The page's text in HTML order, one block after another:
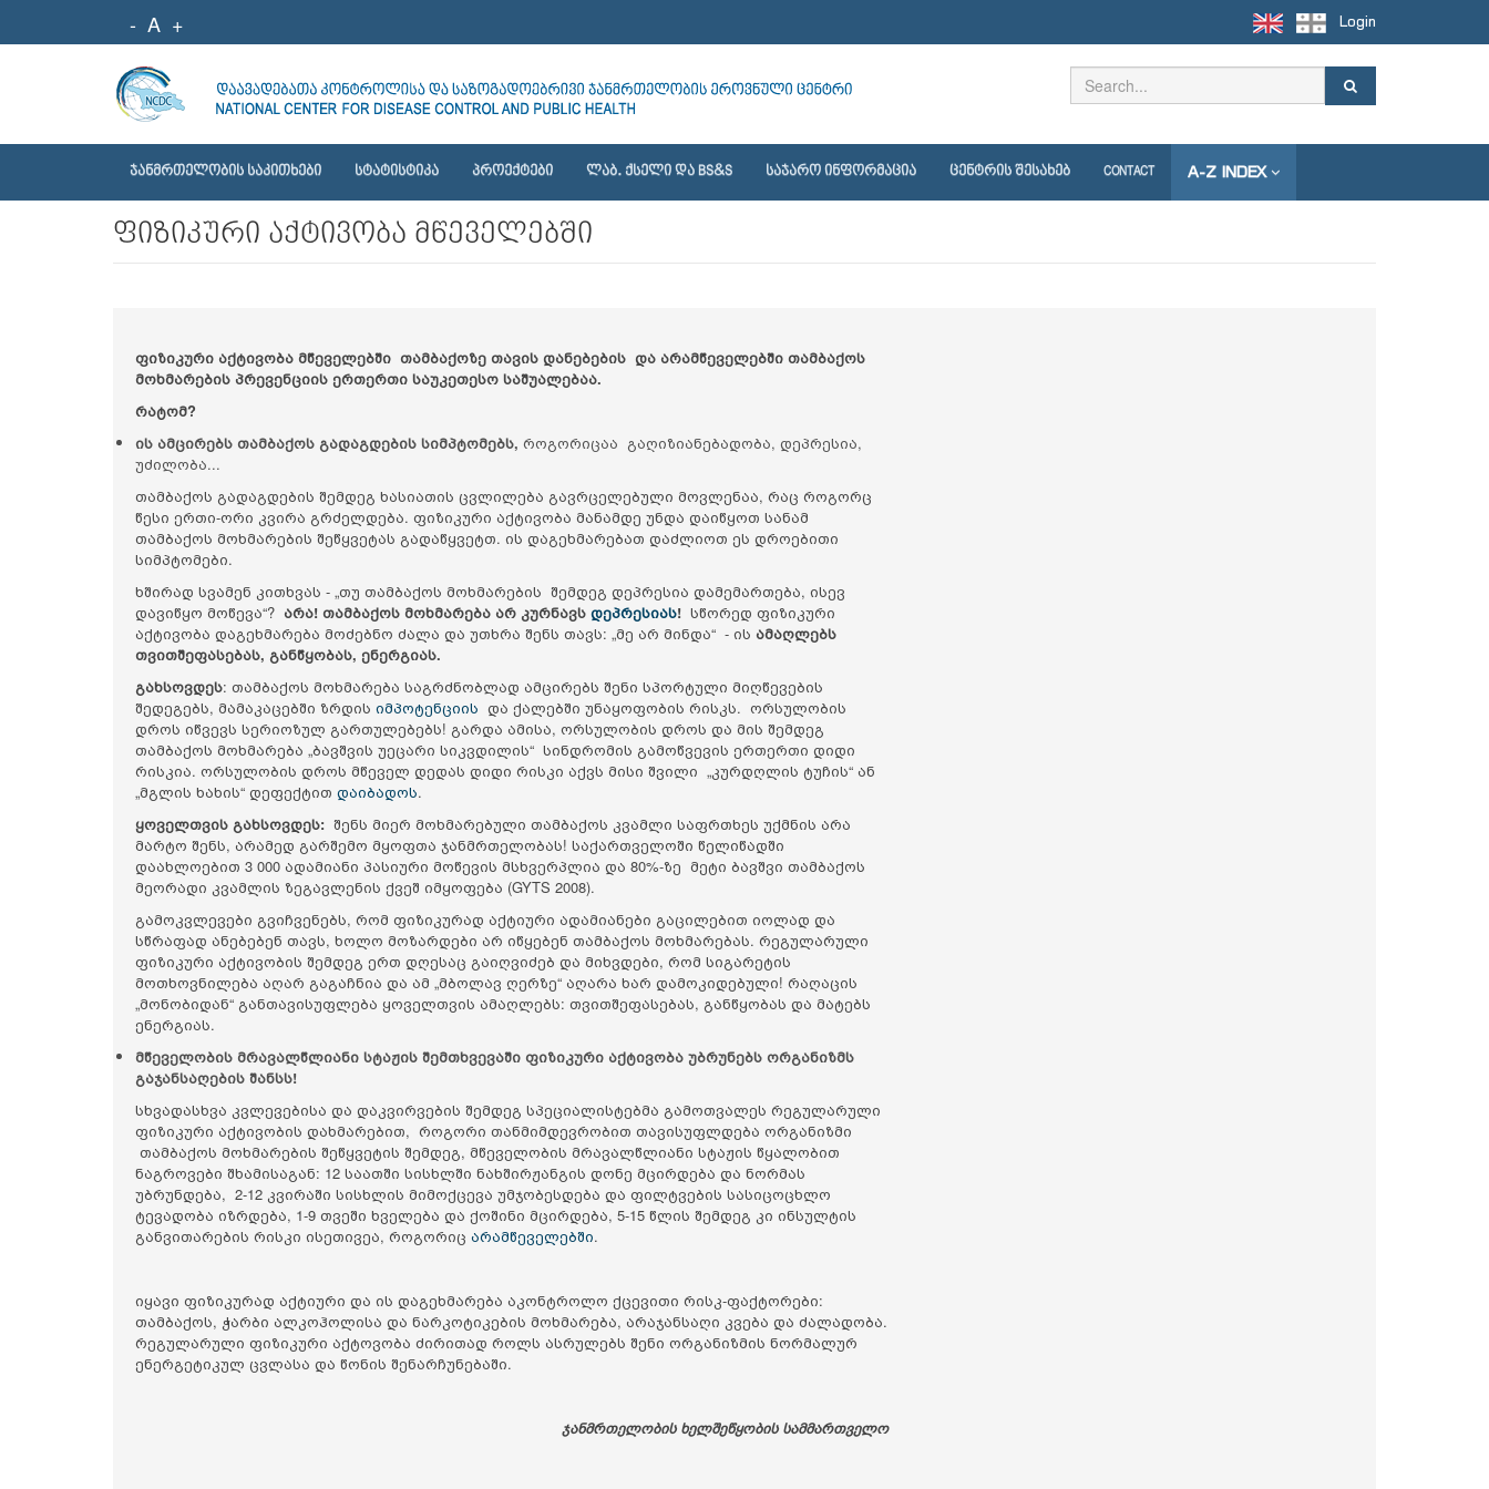
- A + Login
ᲯᲐᲜᲛᲠᲗᲔᲚᲝᲑᲘᲡ ᲡᲐᲙᲘᲗᲮᲔᲑᲘ ᲡᲢᲐᲢᲘᲡᲢᲘᲙᲐ ᲞᲠᲝᲔᲥᲢᲔᲑᲘ ᲚᲐᲑ. ᲥᲡᲔᲚᲘ ᲓᲐ BS&S ᲡᲐᲯᲐᲠᲝ ᲘᲜᲤᲝᲠᲛᲐᲪᲘᲐ ᲪᲔᲜᲢᲠᲘᲡ ᲨᲔᲡᲐᲮᲔᲑ CONTACT A-Z INDEX
ფიზიკური აქტივობა მწეველებში
ფიზიკური აქტივობა მწეველებში თამბაქოზე თავის დანებების და არამწეველებში თამბაქოს
მოხმარების პრევენციის ერთერთი საუკეთესო საშუალებაა.
რატომ?
ის ამცირებს თამბაქოს გადაგდების სიმპტომებს, როგორიცაა გაღიზიანებადობა, დეპრესია,
უძილობა...
თამბაქოს გადაგდების შემდეგ ხასიათის ცვლილება გავრცელებული მოვლენაა, რაც როგორც
წესი ერთი-ორი კვირა გრძელდება. ფიზიკური აქტივობა მანამდე უნდა დაიწყოთ სანამ
თამბაქოს მოხმარების შეწყვეტას გადაწყვეტთ. ის დაგეხმარებათ დაძლიოთ ეს დროებითი
სიმპტომები.
ხშირად სვამენ კითხვას - „თუ თამბაქოს მოხმარების შემდეგ დეპრესია დამემართება, ისევ
დავიწყო მოწევა“? არა! თამბაქოს მოხმარება არ კურნავს დეპრესიას! სწორედ ფიზიკური
აქტივობა დაგეხმარება მოძებნო ძალა და უთხრა შენს თავს: „მე არ მინდა“ - ის ამაღლებს
თვითშეფასებას, განწყობას, ენერგიას.
გახსოვდეს: თამბაქოს მოხმარება საგრძნობლად ამცირებს შენი სპორტული მიღწევების
შედეგებს, მამაკაცებში ზრდის იმპოტენციის და ქალებში უნაყოფობის რისკს. ორსულობის
დროს იწვევს სერიოზულ გართულებებს! გარდა ამისა, ორსულობის დროს და მის შემდეგ
თამბაქოს მოხმარება „ბავშვის უეცარი სიკვდილის“ სინდრომის გამოწვევის ერთერთი დიდი
რისკია. ორსულობის დროს მწეველ დედას დიდი რისკი აქვს მისი შვილი „კურდღლის ტუჩის“ ან
„მგლის ხახის“ დეფექტით დაიბადოს.
ყოველთვის გახსოვდეს: შენს მიერ მოხმარებული თამბაქოს კვამლი საფრთხეს უქმნის არა
მარტო შენს, არამედ გარშემო მყოფთა ჯანმრთელობას! საქართველოში წელიწადში
დაახლოებით 3 000 ადამიანი პასიური მოწევის მსხვერპლია და 80%-ზე მეტი ბავშვი თამბაქოს
მეორადი კვამლის ზეგავლენის ქვეშ იმყოფება (GYTS 2008).
გამოკვლევები გვიჩვენებს, რომ ფიზიკურად აქტიური ადამიანები გაცილებით იოლად და
სწრაფად ანებებენ თავს, ხოლო მოზარდები არ იწყებენ თამბაქოს მოხმარებას. რეგულარული
ფიზიკური აქტივობის შემდეგ ერთ დღესაც გაიღვიძებ და მიხვდები, რომ სიგარეტის
მოთხოვნილება აღარ გაგაჩნია და ამ „მბოლავ ღერზე“ აღარა ხარ დამოკიდებული! რაღაცის
„მონობიდან“ განთავისუფლება ყოველთვის ამაღლებს: თვითშეფასებას, განწყობას და მატებს
ენერგიას.
მწეველობის მრავალწლიანი სტაჟის შემთხვევაში ფიზიკური აქტივობა უბრუნებს ორგანიზმს
გაჯანსაღების შანსს!
სხვადასხვა კვლევებისა და დაკვირვების შემდეგ სპეციალისტებმა გამოთვალეს რეგულარული
ფიზიკური აქტივობის დახმარებით, როგორი თანმიმდევრობით თავისუფლდება ორგანიზმი
თამბაქოს მოხმარების შეწყვეტის შემდეგ, მწეველობის მრავალწლიანი სტაჟის წყალობით
ნაგროვები შხამისაგან: 12 საათში სისხლში ნახშირჟანგის დონე მცირდება და ნორმას
უბრუნდება, 2-12 კვირაში სისხლის მიმოქცევა უმჯობესდება და ფილტვების სასიცოცხლო
ტევადობა იზრდება, 1-9 თვეში ხველება და ქოშინი მცირდება, 5-15 წლის შემდეგ კი ინსულტის
განვითარების რისკი ისეთივეა, როგორიც არამწეველებში.
იყავი ფიზიკურად აქტიური და ის დაგეხმარება აკონტროლო ქცევითი რისკ-ფაქტორები:
თამბაქოს, ჭარბი ალკოჰოლისა და ნარკოტიკების მოხმარება, არაჯანსაღი კვება და ძალადობა.
რეგულარული ფიზიკური აქტოვობა ძირითად როლს ასრულებს შენი ორგანიზმის ნორმალურ
ენერგეტიკულ ცვლასა და წონის შენარჩუნებაში.
ჯანმრთელობის ხელშეწყობის სამმართველო